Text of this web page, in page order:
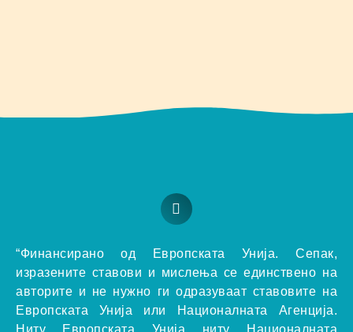
“Финансирано од Европската Унија. Сепак,
изразените ставови и мислења се единствено на
авторите и не нужно ги одразуваат ставовите на
Европската Унија или Националната Агенција.
Ниту Европската Унија ниту Националната